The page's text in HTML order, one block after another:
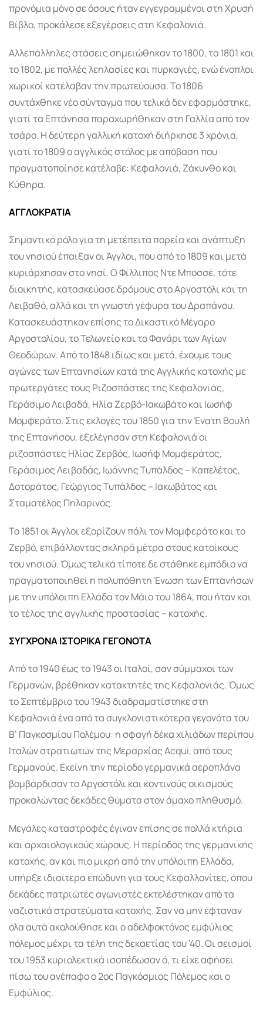
προνόμια μόνο σε όσους ήταν εγγεγραμμένοι στη Χρυσή
Βίβλο, προκάλεσε εξεγέρσεις στη Κεφαλονιά.
Αλλεπάλληλες στάσεις σημειώθηκαν το 1800, το 1801 και
το 1802, με πολλές λεηλασίες και πυρκαγιές, ενώ ένοπλοι
χωρικοί κατέλαβαν την πρωτεύουσα. Το 1806
συντάχθηκε νέο σύνταγμα που τελικά δεν εφαρμόστηκε,
γιατί τα Επτάνησα παραχωρήθηκαν στη Γαλλία από τον
τσάρο. Η δεύτερη γαλλική κατοχή διήρκησε 3 χρόνια,
γιατί το 1809 ο αγγλικός στόλος με απόβαση που
πραγματοποίησε κατέλαβε: Κεφαλονιά, Ζάκυνθο και
Κύθηρα.
ΑΓΓΛΟΚΡΑΤΙΑ
Σημαντικό ρόλο για τη μετέπειτα πορεία και ανάπτυξη
του νησιού έπαιξαν οι Άγγλοι, που από το 1809 και μετά
κυριάρχησαν στο νησί. Ο Φίλλιπος Ντε Μποσσέ, τότε
διοικητής, κατασκεύασε δρόμους στο Αργοστόλι και τη
Λειβαθό, αλλά και τη γνωστή γέφυρα του Δραπάνου.
Κατασκευάστηκαν επίσης το Δικαστικό Μέγαρο
Αργοστολίου, το Τελωνείο και το Φανάρι των Αγίων
Θεοδώρων. Από το 1848 ιδίως και μετά, έχουμε τους
αγώνες των Επτανησίων κατά της Αγγλικής κατοχής με
πρωτεργάτες τους Ριζοσπάστες της Κεφαλονιάς,
Γεράσιμο Λειβαδά, Ηλία Ζερβό-Ιακωβάτο και Ιωσήφ
Μομφεράτο. Στις εκλογές του 1850 για την Ένατη Βουλή
της Επτανήσου, εξελέγησαν στη Κεφαλονιά οι
ριζοσπάστες Ηλίας Ζερβός, Ιωσήφ Μομφεράτος,
Γεράσιμος Λειβαδάς, Ιωάννης Τυπάλδος – Καπελέτος,
Δοτοράτος, Γεώργιος Τυπάλδος – Ιακωβάτος και
Σταματέλος Πηλαρινός.
Το 1851 οι Άγγλοι εξορίζουν πάλι τον Μομφεράτο και το
Ζερβό, επιβάλλοντας σκληρά μέτρα στους κατοίκους
του νησιού. Όμως τελικά τίποτε δε στάθηκε εμπόδιο να
πραγματοποιηθεί η πολυπόθητη Ένωση των Επτανήσων
με την υπόλοιπη Ελλάδα τον Μάιο του 1864, που ήταν και
το τέλος της αγγλικής προστασίας – κατοχής.
ΣΥΓΧΡΟΝΑ ΙΣΤΟΡΙΚΑ ΓΕΓΟΝΟΤΑ
Από το 1940 έως το 1943 οι Ιταλοί, σαν σύμμαχοι των
Γερμανών, βρέθηκαν κατακτητές της Κεφαλονιάς. Όμως
το Σεπτέμβριο του 1943 διαδραματίστηκε στη
Κεφαλονιά ένα από τα συγκλονιστικότερα γεγονότα του
Β’ Παγκοσμίου Πολέμου: η σφαγή δέκα χιλιάδων περίπου
Ιταλών στρατιωτών της Μεραρχίας Acqui, από τους
Γερμανούς. Εκείνη την περίοδο γερμανικά αεροπλάνα
βομβάρδισαν το Αργοστόλι και κοντινούς οικισμούς
προκαλώντας δεκάδες θύματα στον άμαχο πληθυσμό.
Μεγάλες καταστροφές έγιναν επίσης σε πολλά κτήρια
και αρχαιολογικούς χώρους. Η περίοδος της γερμανικής
κατοχής, αν και πιο μικρή από την υπόλοιπη Ελλάδα,
υπήρξε ιδιαίτερα επώδυνη για τους Κεφαλλονίτες, όπου
δεκάδες πατριώτες αγωνιστές εκτελέστηκαν από τα
ναζιστικά στρατεύματα κατοχής. Σαν να μην έφταναν
όλα αυτά ακολούθησε και ο αδελφοκτόνος εμφύλιος
πόλεμος μέχρι τα τέλη της δεκαετίας του ’40. Οι σεισμοί
του 1953 κυριολεκτικά ισοπέδωσαν ό, τι είχε αφήσει
πίσω του ανέπαφο ο 2ος Παγκόσμιος Πόλεμος και ο
Εμφύλιος.